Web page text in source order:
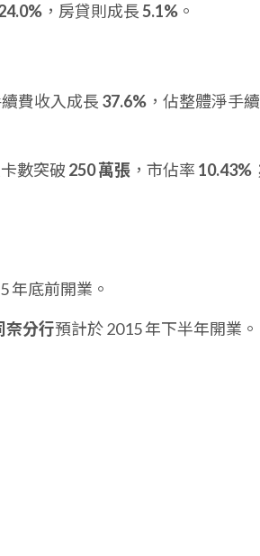
，房貸則成長5.1% 。
費收入成長 37.6% ，佔整體淨手
數突破 250 萬張 ，市佔率 10.43%
年底前開業。
奈分行預計於 2015 年下半年開業。